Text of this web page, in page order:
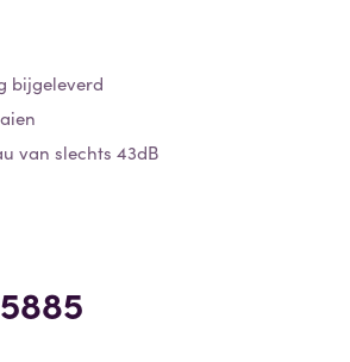
bijgeleverd
van slechts 43dB